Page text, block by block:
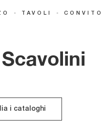
- TAVOLI - CONVITO
i cataloghi